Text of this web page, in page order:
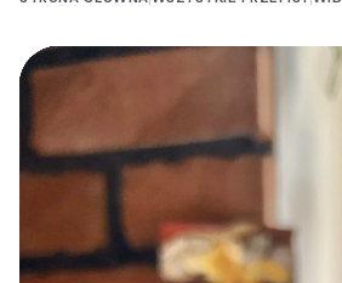
Loading